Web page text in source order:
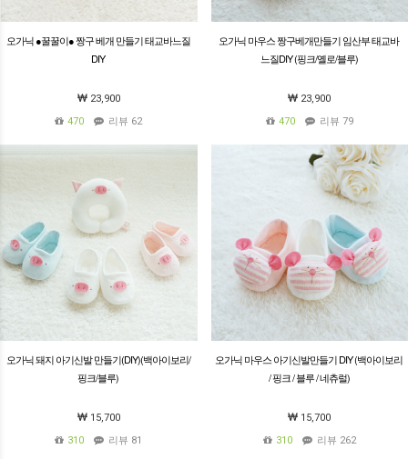
오가닉 ●꿀꿀이● 짱구 베개 만들기 태교바느질
DIY
23,900
470
리뷰 62
오가닉 마우스 짱구베개만들기 임산부 태교바
느질DIY (핑크/옐로/블루)
23,900
470
리뷰 79
오가닉 돼지 아기신발 만들기(DIY)(백아이보리/
핑크/블루)
15,700
310
리뷰 81
오가닉 마우스 아기신발만들기 DIY (백아이보리
/ 핑크 / 블루 / 네츄럴)
15,700
310
리뷰 262